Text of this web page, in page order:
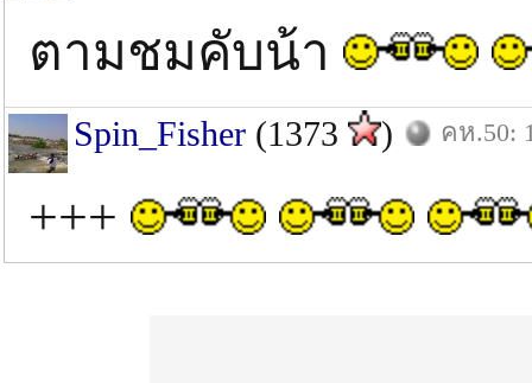
ตามชมคับน้า
Spin_Fisher (1373 ) คห.50:
+++